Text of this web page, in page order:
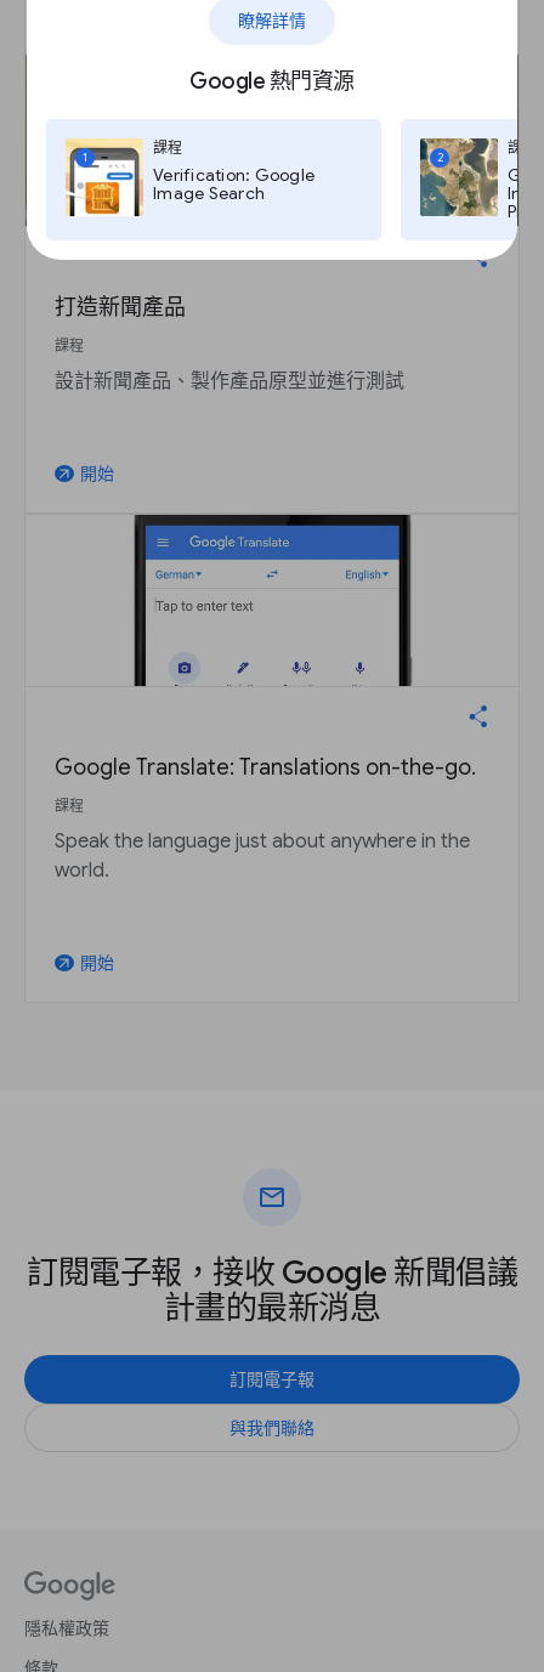
瞭解詳情
Google 熱門資源
1
課程
Verification: Google
Image Search
2
課程
Pro,
打造新聞產品
課程
設計新聞產品、製作產品原型並進行測試
arrow_outward 開始
Google Translate: Translations on-the-go.
課程
Speak the language just about anywhere in the
world.
arrow_outward 開始
mail
訂閱電子報，接收 Google 新聞倡議
計畫的最新消息
訂閱電子報
與我們聯絡
隱私權政策